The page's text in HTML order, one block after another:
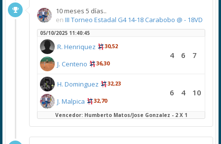
10 meses 5 días..
en III Torneo Estadal G4 14-18 Carabobo @ - 18VD
05/10/2025 11:40:45
R. Henriquez 30,52
J. Centeno 36,30
4 6 7
H. Dominguez 32,23
J. Malpica 32,70
6 4 10
Vencedor: Humberto Matos/Jose Gonzalez - 2 X 1